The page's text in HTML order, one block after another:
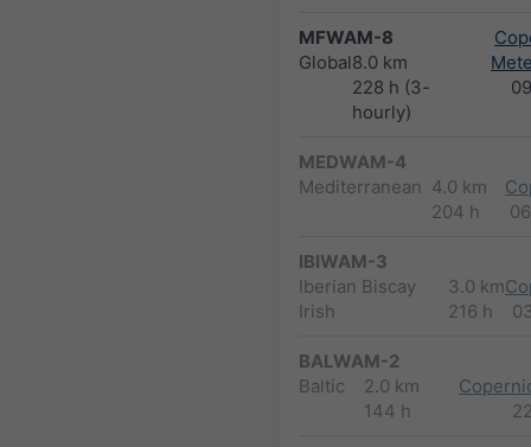
MFWAM-8
Global8.0 km
228 h (3-
hourly)
MEDWAM-4
Mediterranean 4.0 km
204 h
IBIWAM-3
Iberian Biscay
Irish
3.0 km
216 h
BALWAM-2
Baltic
2.0 km
144 h